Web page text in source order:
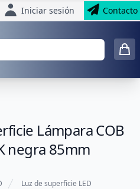
Iniciar sesión Contacto
Lámpara COB
negra 85mm
Luz de superficie LED